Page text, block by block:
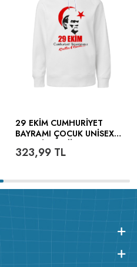
29 EKIM CUMHURIYET
BAYRAMI ÇOCUK UNISEX
323,99TL